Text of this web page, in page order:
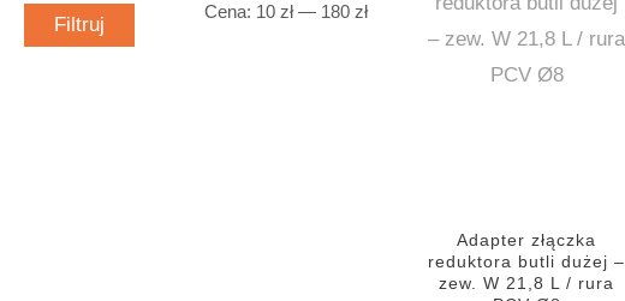
Adapter złączka
reduktora butli dużej –
zew. W 21,8 L / rura
CC
Filtruj
Cena: 10 zł— 180 zł